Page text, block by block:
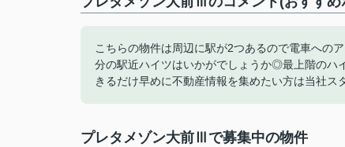
こちらの物件は周辺に駅が2つあるので電車への
分の駅近ハイツはいかがでしょうか◎最上階の
きるだけ早めに不動産情報を集めたい方は当社
プレタメゾン大前Ⅲで募集中の物件